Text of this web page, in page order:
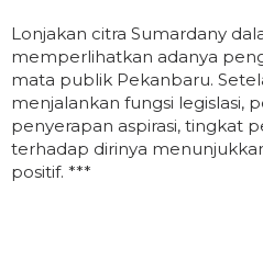
Lonjakan citra Sumardany
memperlihatkan adanya
mata publik Pekanbaru.
menjalankan fungsi legislasi,
penyerapan aspirasi, tingkat
terhadap dirinya
positif. ***